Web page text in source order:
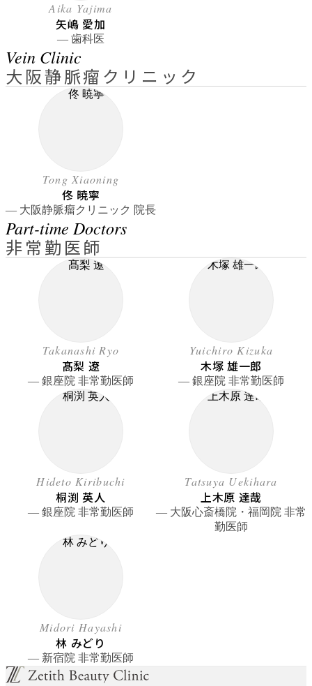
Aika Yajima
矢嶋 愛加
― 歯科医
Vein Clinic
大阪静脈瘤クリニック
Tong Xiaoning
佟 暁寧
― 大阪静脈瘤クリニック 院長
Part-time Doctors
非常勤医師
Takanashi Ryo
髙梨 遼
― 銀座院 非常勤医師
Yuichiro Kizuka
木塚 雄一郎
― 銀座院 非常勤医師
Hideto Kiribuchi
桐渕 英人
― 銀座院 非常勤医師
Tatsuya Uekihara
上木原 達哉
― 大阪心斎橋院・福岡院 非常
勤医師
Midori Hayashi
林 みどり
― 新宿院 非常勤医師